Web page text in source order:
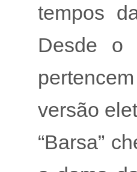
tempos
Desde o
versão
“Barsa”